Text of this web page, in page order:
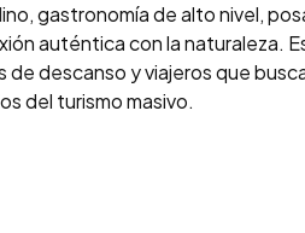
gastronomía de alto nivel,
auténtica con la naturaleza.
de descanso y viajeros que
del turismo masivo.